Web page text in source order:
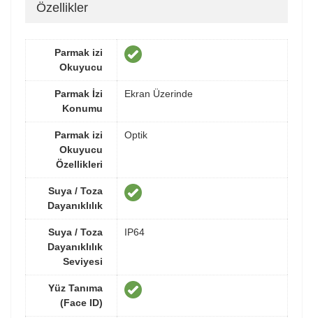
Özellikler
Parmak izi
Okuyucu
Parmak İzi
Konumu
Ekran Üzerinde
Parmak izi
Okuyucu
Özellikleri
Optik
Suya / Toza
Dayanıklılık
Suya / Toza
Dayanıklılık
Seviyesi
IP64
Yüz Tanıma
(Face ID)